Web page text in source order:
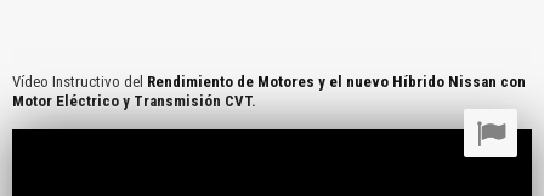
Vídeo Instructivo del Rendimiento de Motores y el nuevo Híbrido Nissan con
Motor Eléctrico y Transmisión CVT.